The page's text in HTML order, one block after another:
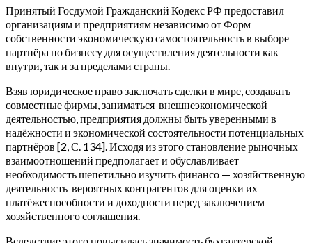
Принятый Госдумой Гражданский Кодекс РФ предоставил
организациям и предприятиям независимо от Форм
собственности экономическую самостоятельность в выборе
партнёра по бизнесу для осуществления деятельности как
внутри, так и за пределами страны.
Взяв юридическое право заключать сделки в мире, создавать
совместные фирмы, заниматься внешнеэкономической
деятельностью, предприятия должны быть уверенными в
надёжности и экономической состоятельности потенциальных
партнёров [2, С. 134]. Исходя из этого становление рыночных
взаимоотношений предполагает и обуславливает
необходимость шепетильно изучить финансо — хозяйственную
деятельность вероятных контрагентов для оценки их
платёжеспособности и доходности перед заключением
хозяйственного соглашения.